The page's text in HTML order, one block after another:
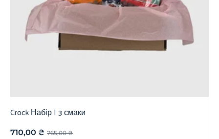
Crock Набір | 3 смаки
765,00₴
710,00 ₴